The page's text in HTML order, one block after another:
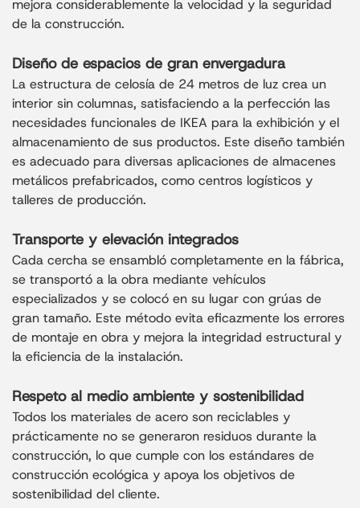
mejora considerablemente la velocidad y la seguridad
de la construcción.
Diseño de espacios de gran envergadura
La estructura de celosía de 24 metros de luz crea un
interior sin columnas, satisfaciendo a la perfección las
necesidades funcionales de IKEA para la exhibición y el
almacenamiento de sus productos. Este diseño también
es adecuado para diversas aplicaciones de almacenes
metálicos prefabricados, como centros logísticos y
talleres de producción.
Transporte y elevación integrados
Cada cercha se ensambló completamente en la fábrica,
se transportó a la obra mediante vehículos
especializados y se colocó en su lugar con grúas de
gran tamaño. Este método evita eficazmente los errores
de montaje en obra y mejora la integridad estructural y
la eficiencia de la instalación.
Respeto al medio ambiente y sostenibilidad
Todos los materiales de acero son reciclables y
prácticamente no se generaron residuos durante la
construcción, lo que cumple con los estándares de
construcción ecológica y apoya los objetivos de
sostenibilidad del cliente.